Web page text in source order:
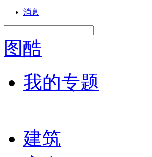
消息
图酷
我的专题
建筑